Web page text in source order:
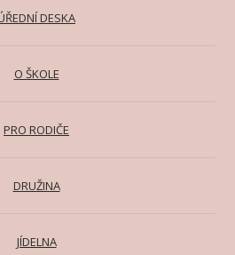
DESKA
O ŠKOLE
PRO RODIČE
DRUŽINA
JÍDELNA